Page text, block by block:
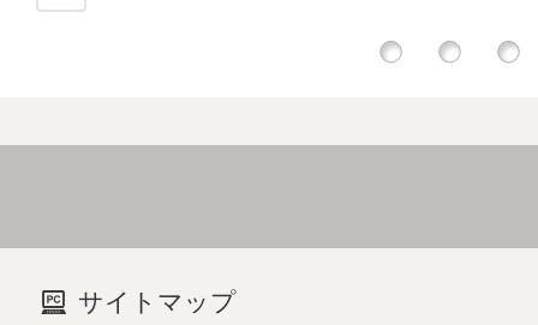
サイトマップ